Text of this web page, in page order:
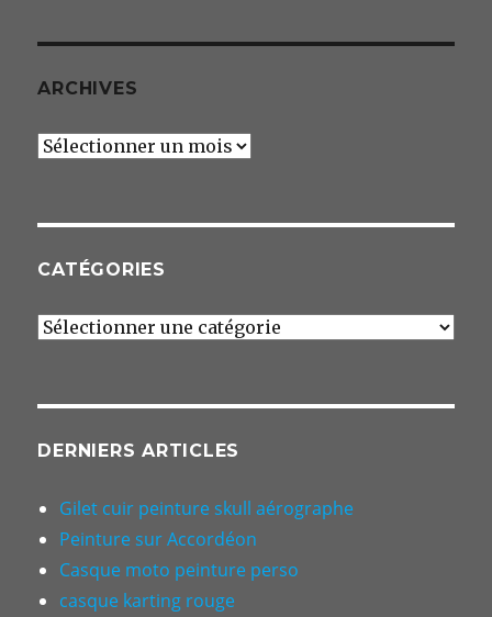
ARCHIVES
Archives
CATÉGORIES
Catégories
DERNIERS ARTICLES
Gilet cuir peinture skull aérographe
Peinture sur Accordéon
Casque moto peinture perso
casque karting rouge